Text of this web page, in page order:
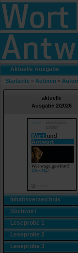
Aktuelle Ausgabe
Startseite » Autoren »
aktuelle
Ausgabe 2/2026
Inhaltsverzeichnis
Stichwort
Leseprobe 1
Leseprobe 2
Leseprobe 3